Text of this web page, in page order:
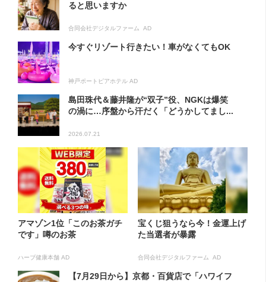
ると思いますか
合同会社デジタルファーム AD
今すぐリゾート行きたい！車がなくてもOK
神戸ポートピアホテル AD
島田珠代＆藤井隆が“双子”役、NGKは爆笑
の渦に…序盤から汗だく「どうかしてまし...
2026.07.21
アマゾン1位「このお茶ガチ
です」噂のお茶
ハーブ健康本舗 AD
宝くじ狙うなら今！金運上げ
た当選者が暴露
合同会社デジタルファーム AD
【7月29日から】京都・百貨店で「ハワイフ